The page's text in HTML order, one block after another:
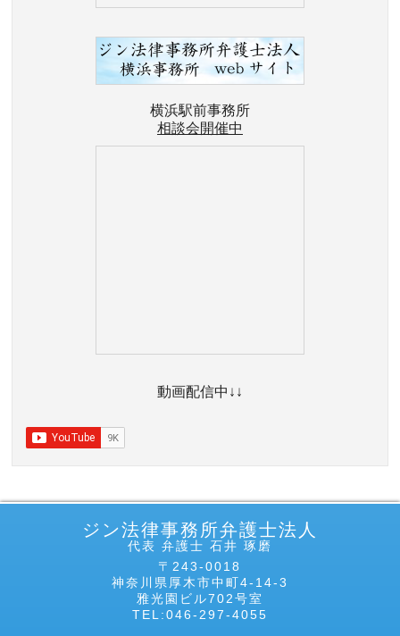
横浜駅前事務所
相談会開催中
動画配信中↓↓
ジン法律事務所弁護士法人
代表 弁護士 石井 琢磨
〒243-0018
神奈川県厚木市中町4-14-3
雅光園ビル702号室
TEL:046-297-4055